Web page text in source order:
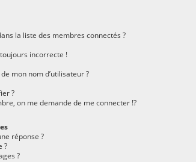
la liste des membres connectés ?
toujours incorrecte !
mon nom d’utilisateur ?
?
on me demande de me connecter !?
réponse ?
?
?